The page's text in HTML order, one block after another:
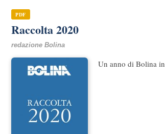
PDF
Raccolta 2020
redazione Bolina
Un anno di Bolina